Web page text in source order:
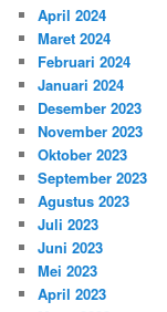
April 2024
Maret 2024
Februari 2024
Januari 2024
Desember 2023
November 2023
Oktober 2023
September 2023
Agustus 2023
Juli 2023
Juni 2023
Mei 2023
April 2023